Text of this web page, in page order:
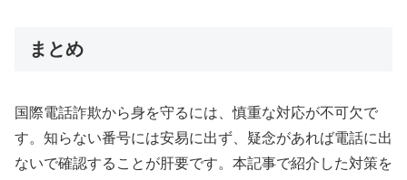
まとめ
国際電話詐欺から身を守るには、慎重な対応が不可欠で
す。知らない番号には安易に出ず、疑念があれば電話に出
ないで確認することが肝要です。本記事で紹介した対策を